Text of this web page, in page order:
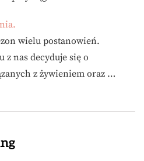
wielu postanowień.
z nas decyduje się o
z żywieniem oraz …